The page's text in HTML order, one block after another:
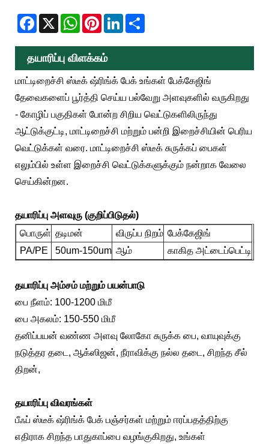
Facebook
X WhatsAppPinterestLinkedIn
தயாரிப்பு விளக்கம்
மாட்டிறைச்சி ஸ்டீக் ஷ்ரிங்க் பேக் உங்கள் பேக்கேஜிங்
தேவைகளைப் பூர்த்தி செய்ய பல்வேறு அளவுகளில் வருகிறது
- கோழிப் பகுதிகள் போன்ற சிறிய வெட்டுகளிலிருந்து
ஆட்டுக்குட்டி, மாட்டிறைச்சி மற்றும் பன்றி இறைச்சியின் பெரிய
வெட்டுக்கள் வரை. மாட்டிறைச்சி ஸ்டீக் சுருக்கப் பைகள்
எலும்பில் உள்ள இறைச்சி வெட்டுக்களுக்கும் நன்றாக வேலை
செய்கின்றன.
தயாரிப்பு அளவுரு (குறிப்பிடுதல்)
பொருள் தடிமன் விருப்ப நிறம் பேக்கேஜிங்
PA/PE
50um-150um ஆம் காகித அட்டைப்பெட்டி
தயாரிப்பு அம்சம் மற்றும் பயன்பாடு
பை நீளம்: 100-1200 மிமீ
பை அகலம்: 150-550 மிமீ
தனிப்பயன் வண்ண அளவு லோகோ சுருக்க பை, வாயுவுக்கு
நடுத்தர தடை, ஆக்ஸிஜன், நீராவிக்கு நல்ல தடை, சிறந்த சீல்
திறன்,
தயாரிப்பு விவரங்கள்
பீஃப் ஸ்டீக் ஷ்ரிங்க் பேக் பஞ்சர்கள் மற்றும் ஈரப்பதத்திற்கு
எதிராக சிறந்த பாதுகாப்பை வழங்குகிறது, உங்கள்